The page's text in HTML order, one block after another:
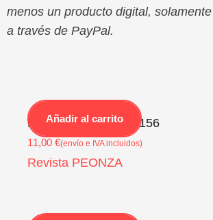
menos un producto digital,
a través de PayPal.
Añadir al carrito
Revista PEONZA Nº156
11,00 €(envío e IVA incluidos)
Revista PEONZA